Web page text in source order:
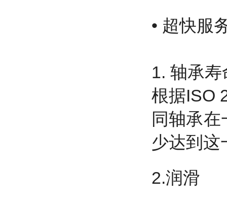
• 超快服
1. 轴承寿
根据ISO
同轴承
少达到这
2.润滑